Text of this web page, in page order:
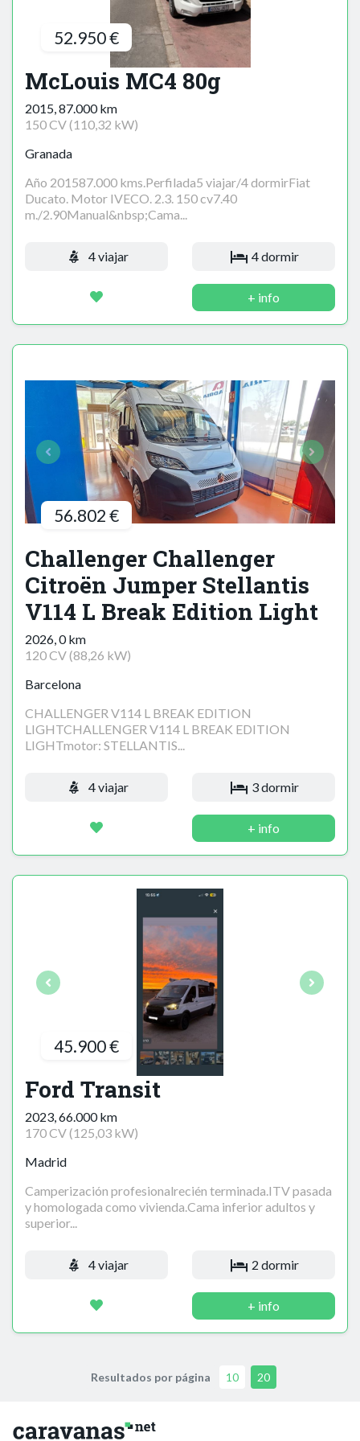
52.950 €
McLouis MC4 80g
2015, 87.000 km
150 CV (110,32 kW)
Granada
Año 201587.000 kms.Perfilada5 viajar/4 dormirFiat
Ducato. Motor IVECO. 2.3. 150 cv7.40
m./2.90Manual&nbsp;Cama...
4 viajar 4 dormir
+ info
56.802 €
Challenger Challenger
Citroën Jumper Stellantis
V114 L Break Edition Light
2026, 0 km
120 CV (88,26 kW)
Barcelona
CHALLENGER V114 L BREAK EDITION
LIGHTCHALLENGER V114 L BREAK EDITION
LIGHTmotor: STELLANTIS...
4 viajar 3 dormir
+ info
45.900 €
Ford Transit
2023, 66.000 km
170 CV (125,03 kW)
Madrid
Camperización profesionalrecién terminada.ITV pasada
y homologada como vivienda.Cama inferior adultos y
superior...
4 viajar 2 dormir
+ info
Resultados por página 10 20